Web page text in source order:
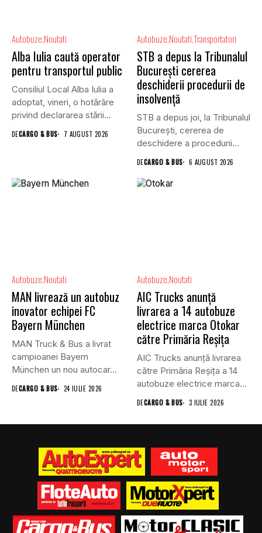
Autobuze Noutati
Alba Iulia caută operator
pentru transportul public
Consiliul Local Alba Iulia a
adoptat, vineri, o hotărâre
privind declararea stării...
DECARGO & BUS 7 AUGUST 2026
Autobuze NoutatiTransportatori
STB a depus la Tribunalul
București cererea
deschiderii procedurii de
insolvență
STB a depus joi, la Tribunalul
Bucureşti, cererea de
deschidere a procedurii...
DECARGO & BUS 6 AUGUST 2026
Autobuze Noutati
MAN livrează un autobuz
inovator echipei FC
Bayern München
MAN Truck & Bus a livrat
campioanei Bayern
München un nou autocar...
DECARGO & BUS 24 IULIE 2026
Autobuze Noutati
AIC Trucks anunță
livrarea a 14 autobuze
electrice marca Otokar
către Primăria Reșița
AIC Trucks anunță livrarea
către Primăria Reșița a 14
autobuze electrice marca...
DECARGO & BUS 3 IULIE 2026